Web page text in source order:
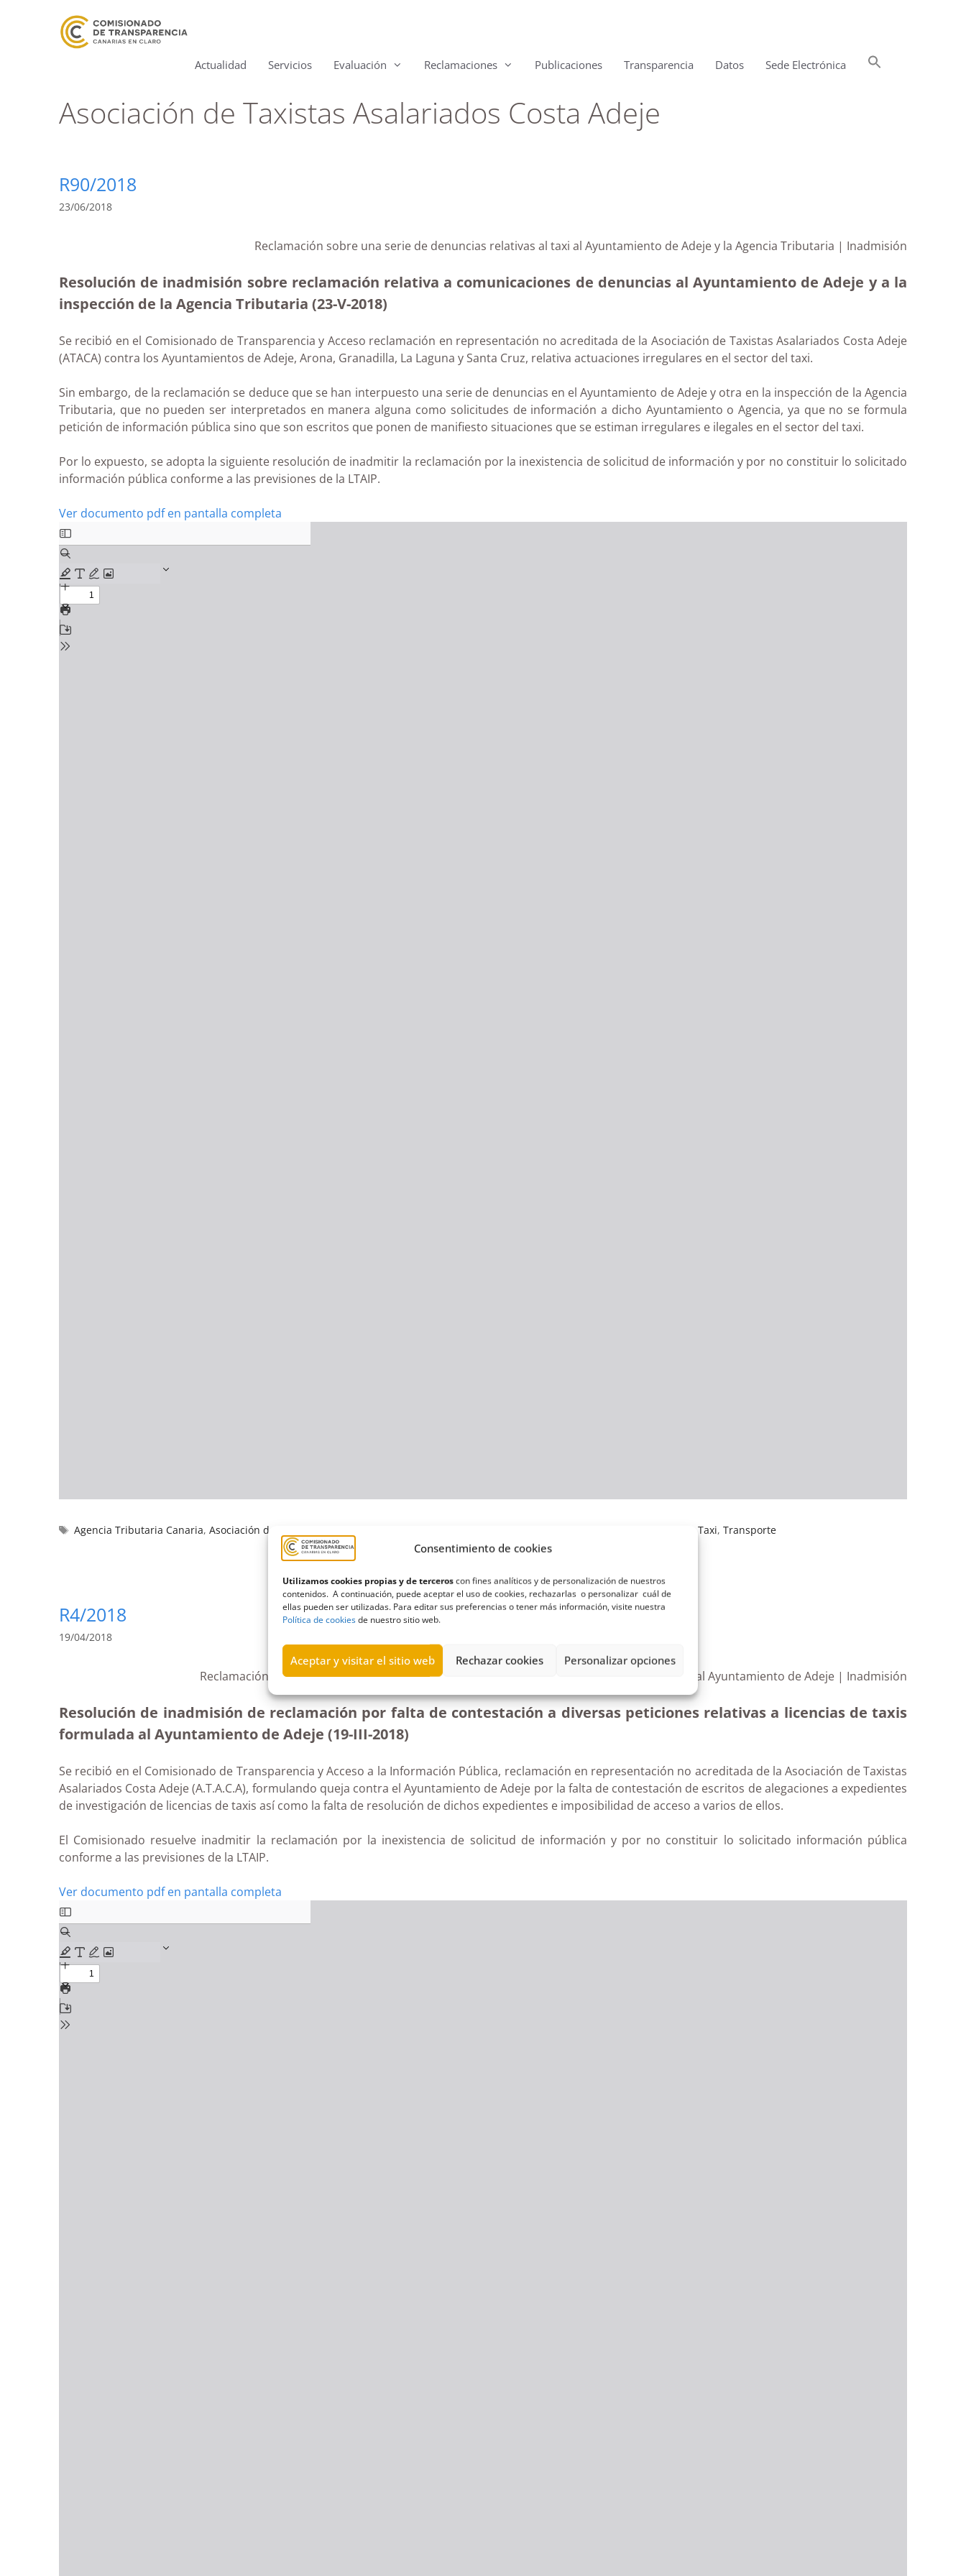
Consentimiento de cookies
Utilizamos cookies propias y de terceroscon fines analíticos y de personalización de nuestros
contenidos. A continuación, puede aceptar el uso de cookies, rechazarlas o personalizar cuál de
ellas pueden ser utilizadas. Para editar sus preferencias o tener más información, visite nuestra
Política de cookiesde nuestro sitio web.
Aceptar y visitar el sitio web Rechazar cookies Personalizar opciones
Actualidad Servicios Evaluación Reclamaciones Publicaciones Transparencia Datos Sede Electrónica
Asociación de Taxistas Asalariados Costa Adeje
R90/2018
23/06/2018
Reclamación sobre una serie de denuncias relativas al taxi al Ayuntamiento de Adeje y la Agencia Tributaria | Inadmisión
Resolución de inadmisión sobre reclamación relativa a comunicaciones de denuncias al Ayuntamiento de Adeje y a la
inspección de la Agencia Tributaria (23-V-2018)
Se recibió en el Comisionado de Transparencia y Acceso reclamación en representación no acreditada de la Asociación de Taxistas Asalariados Costa Adeje
(ATACA) contra los Ayuntamientos de Adeje, Arona, Granadilla, La Laguna y Santa Cruz, relativa actuaciones irregulares en el sector del taxi.
Sin embargo, de la reclamación se deduce que se han interpuesto una serie de denuncias en el Ayuntamiento de Adeje y otra en la inspección de la Agencia
Tributaria, que no pueden ser interpretados en manera alguna como solicitudes de información a dicho Ayuntamiento o Agencia, ya que no se formula
petición de información pública sino que son escritos que ponen de manifiesto situaciones que se estiman irregulares e ilegales en el sector del taxi.
Por lo expuesto, se adopta la siguiente resolución de inadmitir la reclamación por la inexistencia de solicitud de información y por no constituir lo solicitado
información pública conforme a las previsiones de la LTAIP.
Ver documento pdf en pantalla completa
Agencia Tributaria Canaria,Asociación de Taxistas Asalariados Costa Adeje ,Taxi,Transporte
R4/2018
19/04/2018
Reclamación por falta de contestación a peticiones relativas a licencias de taxis formuladas al Ayuntamiento de Adeje | Inadmisión
Resolución de inadmisión de reclamación por falta de contestación a diversas peticiones relativas a licencias de taxis
formulada al Ayuntamiento de Adeje (19-III-2018)
Se recibió en el Comisionado de Transparencia y Acceso a la Información Pública, reclamación en representación no acreditada de la Asociación de Taxistas
Asalariados Costa Adeje (A.T.A.C.A), formulando queja contra el Ayuntamiento de Adeje por la falta de contestación de escritos de alegaciones a expedientes
de investigación de licencias de taxis así como la falta de resolución de dichos expedientes e imposibilidad de acceso a varios de ellos.
El Comisionado resuelve inadmitir la reclamación por la inexistencia de solicitud de información y por no constituir lo solicitado información pública
conforme a las previsiones de la LTAIP.
Ver documento pdf en pantalla completa